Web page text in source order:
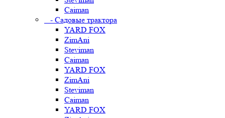
Caiman
- Садовые трактора
YARD FOX
ZimAni
Steviman
Caiman
YARD FOX
ZimAni
Steviman
Caiman
YARD FOX